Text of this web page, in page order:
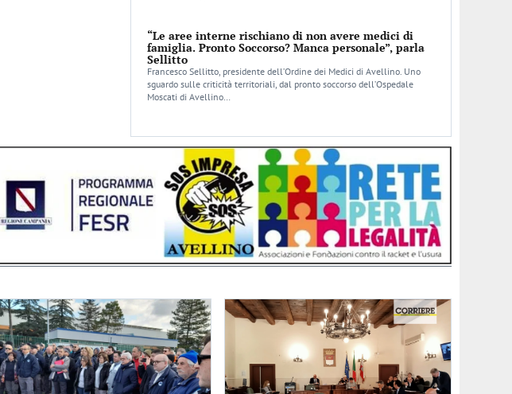
“Le aree interne rischiano di non avere medici di
famiglia. Pronto Soccorso? Manca personale”, parla
Sellitto
Francesco Sellitto, presidente dell’Ordine dei Medici di Avellino. Uno
sguardo sulle criticità territoriali, dal pronto soccorso dell’Ospedale
Moscati di Avellino…